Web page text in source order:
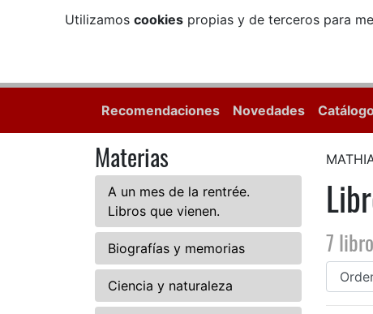
Utilizamos cookiespropias y de terceros para
Recomendaciones Novedades
Materias
A un mes de la rentrée.
Libros que vienen.
Biografías y memorias
Ciencia y naturaleza
7